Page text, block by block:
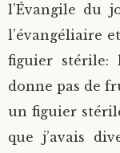
l’Évangile du
l’évangéliaire
figuier stérile:
donne pas de
un figuier
que j’avais